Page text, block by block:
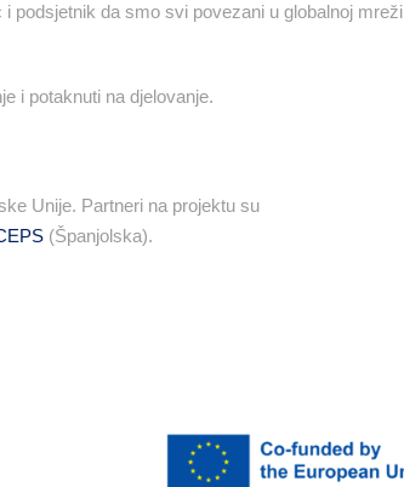
podsjetnik da smo svi povezani u globalnoj mreži
i potaknuti na djelovanje.
Unije. Partneri na projektu su
(Španjolska).